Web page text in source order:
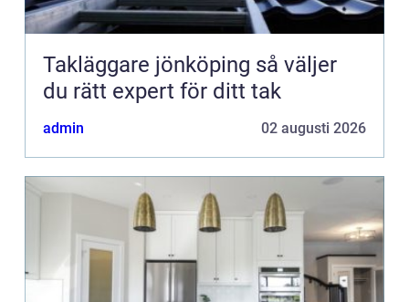
Takläggare jönköping så väljer
du rätt expert för ditt tak
admin 02 augusti 2026